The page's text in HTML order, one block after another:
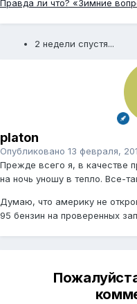
Правда ли что? «Зимние
2 недели спустя...
platon
Опубликовано 13 февраля,
Прежде всего я, в качестве
на ночь уношу в тепло. Все-
Думаю, что америку не
95 бензин на проверенных